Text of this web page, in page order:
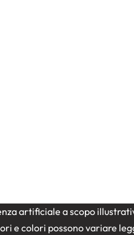
artificiale a scopo
e colori possono variare